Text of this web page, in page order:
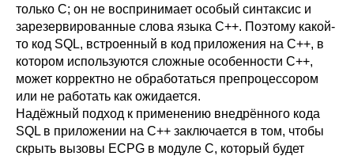
только C; он не воспринимает особый синтаксис и
зарезервированные слова языка C++. Поэтому какой-
то код SQL, встроенный в код приложения на C++, в
котором используются сложные особенности C++,
может корректно не обработаться препроцессором
или не работать как ожидается.
Надёжный подход к применению внедрённого кода
SQL в приложении на C++ заключается в том, чтобы
скрыть вызовы ECPG в модуле C, который будет